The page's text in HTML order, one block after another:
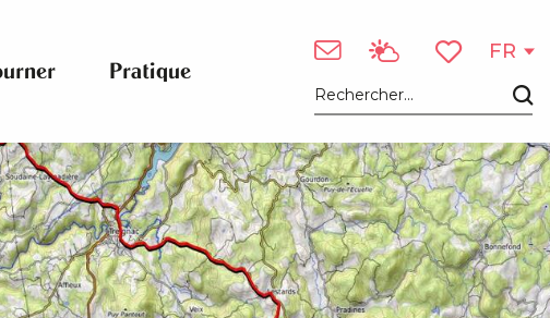
Recherche
FR
Pratique
Voir les photos (2)